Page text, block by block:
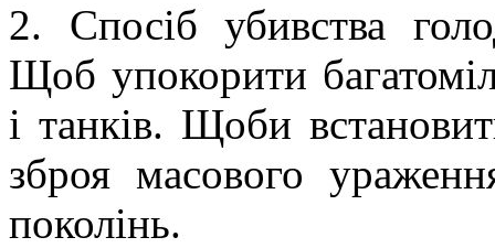
2. Спосіб убивства
Щоб упокорити
і танків. Щоби
зброя масового
поколінь.